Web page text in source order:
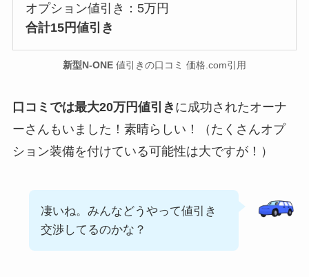
オプション値引き：5万円
合計15円値引き
新型N-ONE 値引きの口コミ 価格.com引用
口コミでは最大20万円値引き に成功されたオーナ
ーさんもいました！素晴らしい！（たくさんオプ
ション装備を付けている可能性は大ですが！）
凄いね。みんなどうやって値引き
交渉してるのかな？